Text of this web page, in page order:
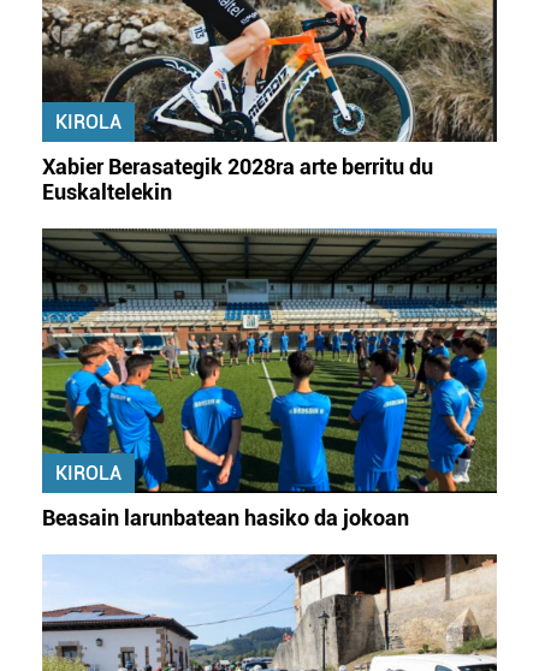
KIROLA
Xabier Berasategik 2028ra arte berritu du
Euskaltelekin
KIROLA
Beasain larunbatean hasiko da jokoan